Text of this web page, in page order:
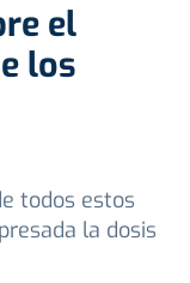
el
los
todos estos
la dosis